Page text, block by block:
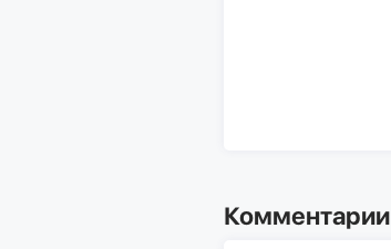
Комментарии